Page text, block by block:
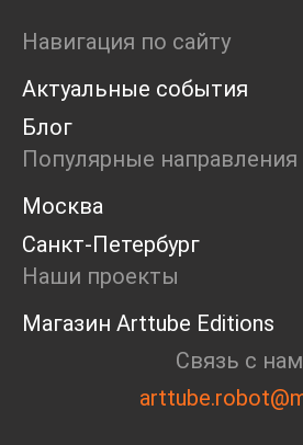
Ярмарка
Open call
Экскурсия
Дискуссия
Cosmoscow 2024
Blazar 2024
Встречи
Круглый стол
Навигация по сайту
Актуальные события
Блог
Популярные направления
Москва
Санкт-Петербург
Наши проекты
Магазин Arttube Editions
Связь с